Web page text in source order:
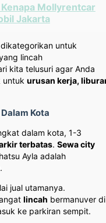
Mollyrentcar
Jakarta
untuk
lincah
kita telusuri agar Anda
untuk urusan kerja,
Kota
dalam kota, 1-3
terbatas. Sewa city
Ayla adalah
jual utamanya.
lincah bermanuver di
ke parkiran sempit.